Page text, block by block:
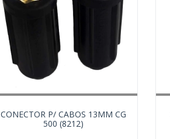
CONECTOR P/ CABOS 13MM CG
500 (8212)